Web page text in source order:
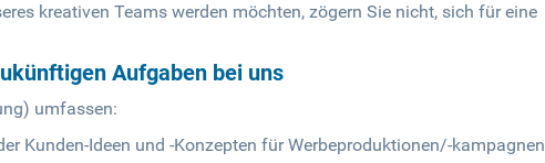
kreativen Teams werden möchten, zögern Sie nicht, sich für eine
Aufgaben bei uns
umfassen:
Kunden-Ideen und -Konzepten für Werbeproduktionen/-kampagnen